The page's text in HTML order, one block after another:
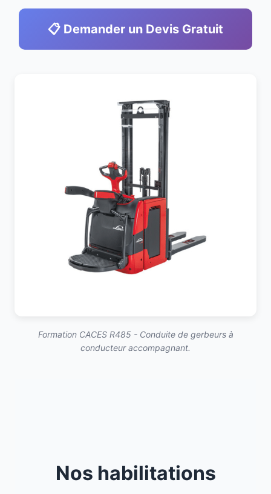
📋 Demander un Devis Gratuit
Formation CACES R485 - Conduite de gerbeurs à
conducteur accompagnant.
Nos habilitations